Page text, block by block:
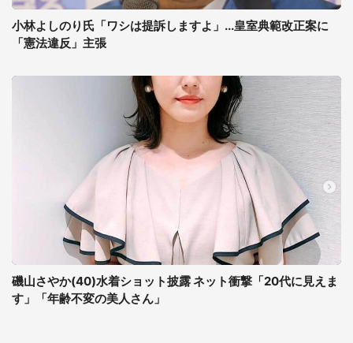
小林よしのり氏「ワシは提訴しますよ」...皇室典範改正案に
「憲法違反」主張
磯山さやか(40)水着ショット披露 ネット衝撃「20代に見えま
す」「年齢不変の美人さん」